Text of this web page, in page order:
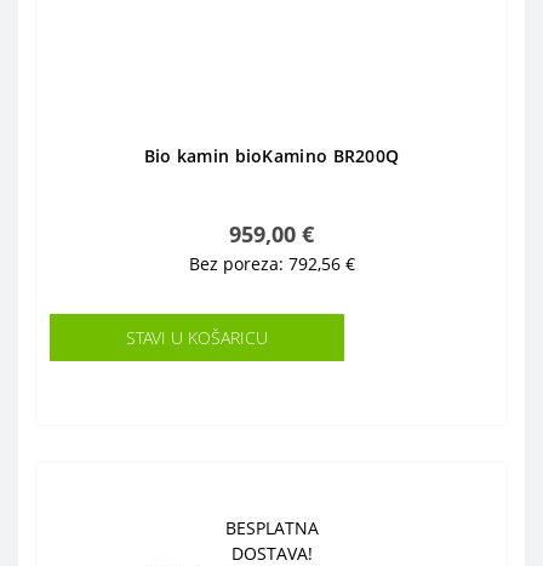
Bio kamin bioKamino BR200Q
959,00 €
Bez poreza: 792,56 €
STAVI U KOŠARICU
BESPLATNA
DOSTAVA!